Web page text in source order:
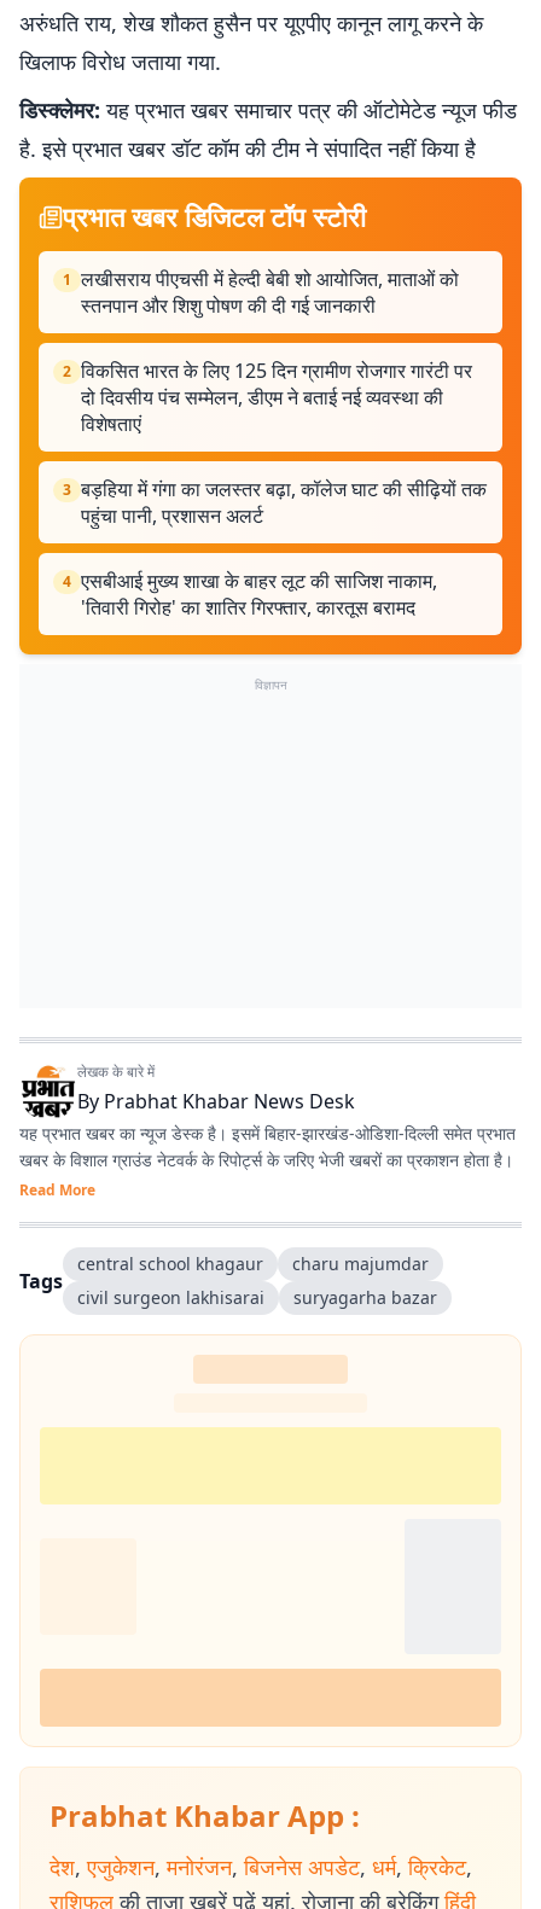
अरुंधति राय, शेख शौकत हुसैन पर यूएपीए कानून लागू करने के
खिलाफ विरोध जताया गया.
डिस्क्लेमर: यह प्रभात खबर समाचार पत्र की ऑटोमेटेड न्यूज फीड
है. इसे प्रभात खबर डॉट कॉम की टीम ने संपादित नहीं किया है
प्रभात खबर डिजिटल टॉप स्टोरी
1 लखीसराय पीएचसी में हेल्दी बेबी शो आयोजित, माताओं को
स्तनपान और शिशु पोषण की दी गई जानकारी
2 विकसित भारत के लिए 125 दिन ग्रामीण रोजगार गारंटी पर
दो दिवसीय पंच सम्मेलन, डीएम ने बताई नई व्यवस्था की
विशेषताएं
3 बड़हिया में गंगा का जलस्तर बढ़ा, कॉलेज घाट की सीढ़ियों तक
पहुंचा पानी, प्रशासन अलर्ट
4 एसबीआई मुख्य शाखा के बाहर लूट की साजिश नाकाम,
'तिवारी गिरोह' का शातिर गिरफ्तार, कारतूस बरामद
विज्ञापन
लेखक के बारे में
By Prabhat Khabar News Desk
यह प्रभात खबर का न्यूज डेस्क है। इसमें बिहार-झारखंड-ओडिशा-दिल्‍ली समेत प्रभात
खबर के विशाल ग्राउंड नेटवर्क के रिपोर्ट्स के जरिए भेजी खबरों का प्रकाशन होता है।
Read More
Tags
central school khagaur
charu majumdar
civil surgeon lakhisarai
suryagarha bazar
Prabhat Khabar App :
देश, एजुकेशन, मनोरंजन, बिजनेस अपडेट, धर्म, क्रिकेट,
राशिफल की ताजा खबरें पढ़ें यहां. रोजाना की ब्रेकिंग हिंदी